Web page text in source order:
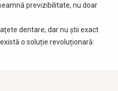
previzibilitate, nu doar
dentare, dar nu știi exact
o soluție revoluționară: